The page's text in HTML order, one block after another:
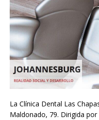
La Clínica Dental Las
Maldonado, 79. Dirigida